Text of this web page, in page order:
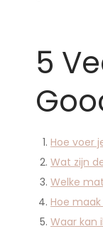
5
Hoe voer
Wat zijn
Welke
Hoe
Waar kan